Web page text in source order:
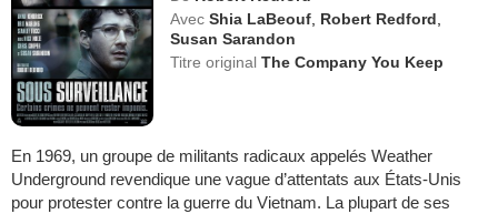
Avec Shia LaBeouf Robert Redford
Susan Sarandon
Titre originalThe Company You Keep
En 1969, un groupe de militants radicaux appelés Weather
Underground revendique une vague d’attentats aux États-Unis
pour protester contre la guerre du Vietnam. La plupart de ses